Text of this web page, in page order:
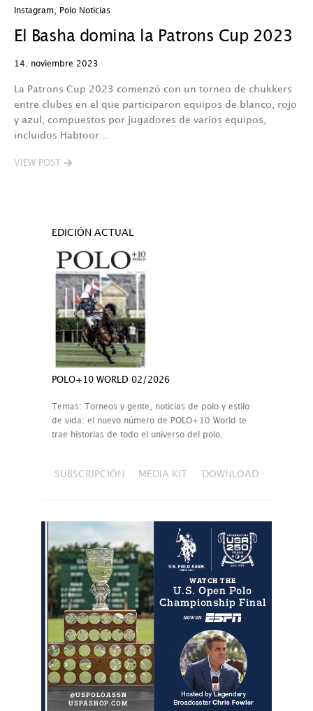
Instagram Polo Noticias
El Basha domina la Patrons Cup 2023
14. noviembre 2023
La Patrons Cup 2023 comenzó con un torneo de chukkers
entre clubes en el que participaron equipos de blanco, rojo
y azul, compuestos por jugadores de varios equipos,
incluidos Habtoor…
VIEW POST
EDICIÓN ACTUAL
POLO+10 WORLD 02/2026
Temas: Torneos y gente, noticias de polo y estilo
de vida: el nuevo número de POLO+10 World te
trae historias de todo el universo del polo.
SUBSCRIPCIÓN MEDIA KIT DOWNLOAD